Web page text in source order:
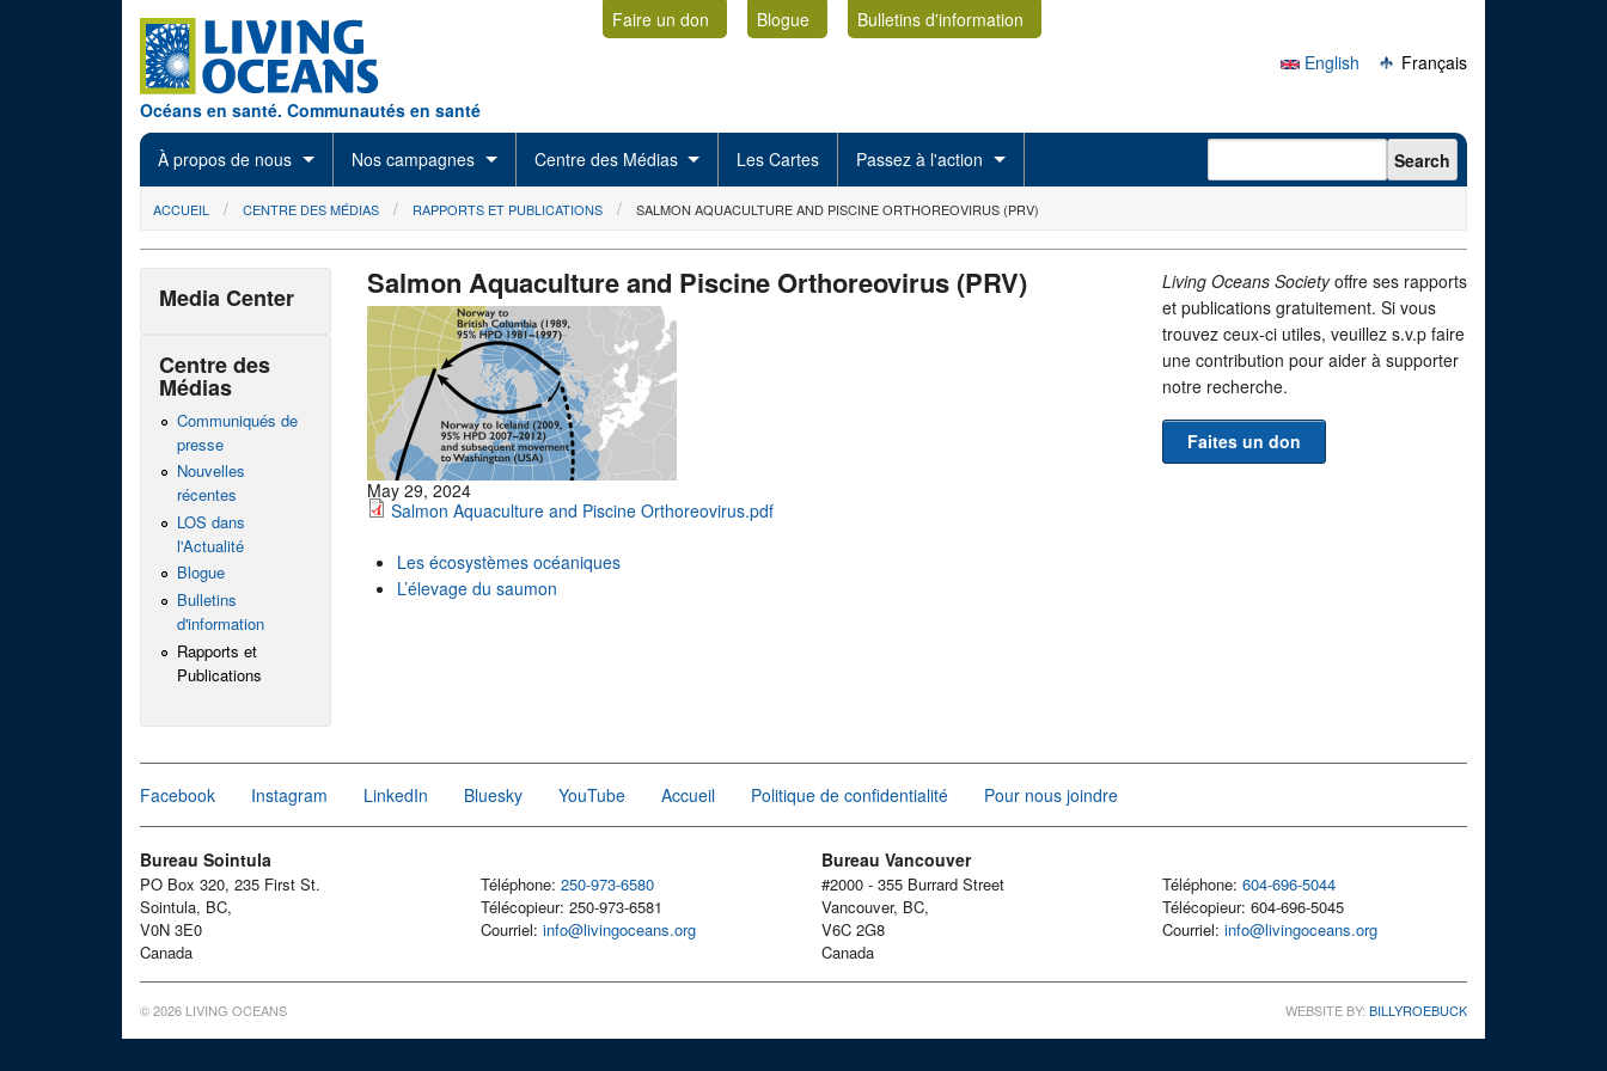
Océans en santé. Communautés en santé
Faire un don Blogue
Bulletins d'information
English
Français
À propos de nous Nos campagnes Centre des Médias Les Cartes Passez à l'action Search form Search
You are here
ACCUEIL CENTRE DES MÉDIAS RAPPORTS ET PUBLICATIONS SALMON AQUACULTURE AND PISCINE ORTHOREOVIRUS (PRV)
Salmon Aquaculture and Piscine Orthoreovirus (PRV)
May 29, 2024
Salmon Aquaculture and Piscine Orthoreovirus.pdf
Les écosystèmes océaniques
L’élevage du saumon
Media Center
Centre des
Médias
Communiqués de
presse
Nouvelles
récentes
LOS dans
l'Actualité
Blogue
Bulletins
d'information
Rapports et
Publications
Living Oceans Societyoffre ses rapports
et publications gratuitement. Si vous
trouvez ceux-ci utiles, veuillez s.v.p faire
une contribution pour aider à supporter
notre recherche.
Faites un don
Facebook Instagram LinkedIn Bluesky YouTube Accueil Politique de confidentialité Pour nous joindre
Bureau Sointula
PO Box 320, 235 First St.
Sointula, BC,
V0N 3E0
Canada
Téléphone: 250-973-6580
Télécopieur: 250-973-6581
Courriel: info@livingoceans.org
Bureau Vancouver
#2000 - 355 Burrard Street
Vancouver, BC,
V6C 2G8
Canada
Téléphone: 604-696-5044
Télécopieur: 604-696-5045
Courriel: info@livingoceans.org
© 2026 LIVING OCEANS WEBSITE BY: BILLYROEBUCK